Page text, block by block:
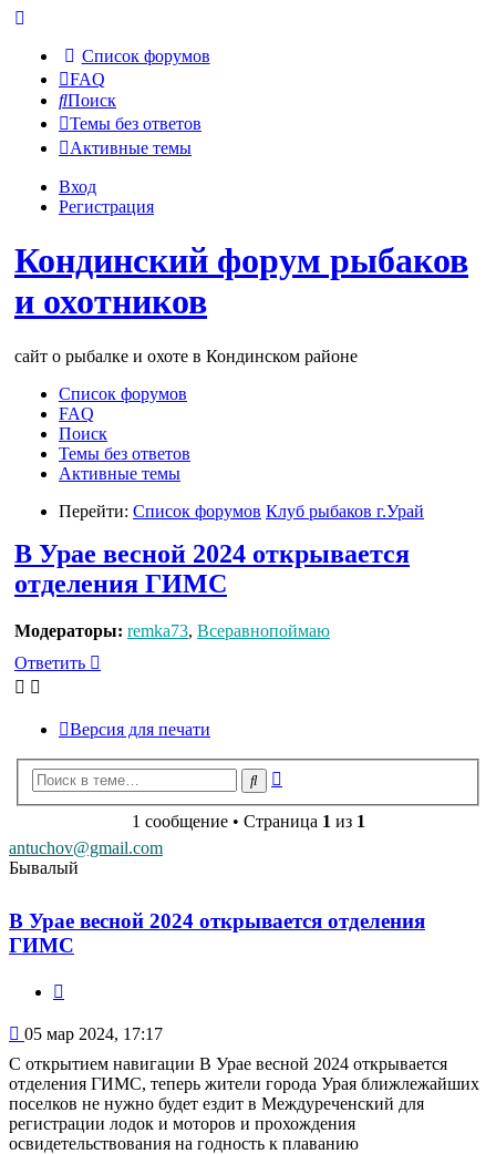
Список форумов
FAQ
Поиск
Темы без ответов
Активные темы
Вход
Регистрация
Кондинский форум рыбаков
и охотников
сайт о рыбалке и охоте в Кондинском районе
Список форумов
FAQ
Поиск
Темы без ответов
Активные темы
Перейти: Список форумов Клуб рыбаков г.Урай
В Урае весной 2024 открывается
отделения ГИМС
Модераторы: remka73, Всеравнопоймаю
Ответить
Версия для печати
Поиск
1 сообщение • Страница 1 из 1
antuchov@gmail.com
Бывалый
В Урае весной 2024 открывается отделения
ГИМС
Сообщение
05 мар 2024, 17:17
С открытием навигации В Урае весной 2024 открывается
отделения ГИМС, теперь жители города Урая ближлежайших
поселков не нужно будет ездит в Междуреченский для
регистрации лодок и моторов и прохождения
освидетельствования на годность к плаванию